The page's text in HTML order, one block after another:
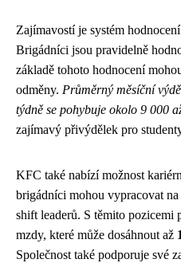
Zajímavostí je systém
Brigádníci jsou pravidelně
základě tohoto hodnocení
odměny. Průměrný měsíční
týdně se pohybuje okolo 9 000
zajímavý přivýdělek pro
KFC také nabízí možnost
brigádníci mohou vypracovat
shift leaderů. S těmito
mzdy, které může dosáhnout až
Společnost také podporuje své